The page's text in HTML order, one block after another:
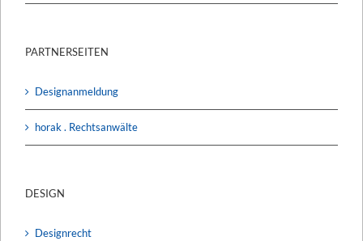
PARTNERSEITEN
Designanmeldung
horak . Rechtsanwälte
DESIGN
Designrecht